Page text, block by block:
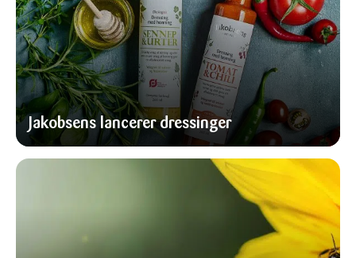
Jakobsens lancerer dressinger